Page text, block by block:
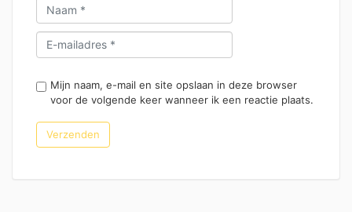
Mijn naam, e-mail en site opslaan in deze browser
voor de volgende keer wanneer ik een reactie plaats.